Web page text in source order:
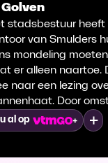
Golven
stadsbestuur
van Smulders
mondeling
er alleen naartoe.
naar een lezing
Door
aanwezige...
niet wetende
al op